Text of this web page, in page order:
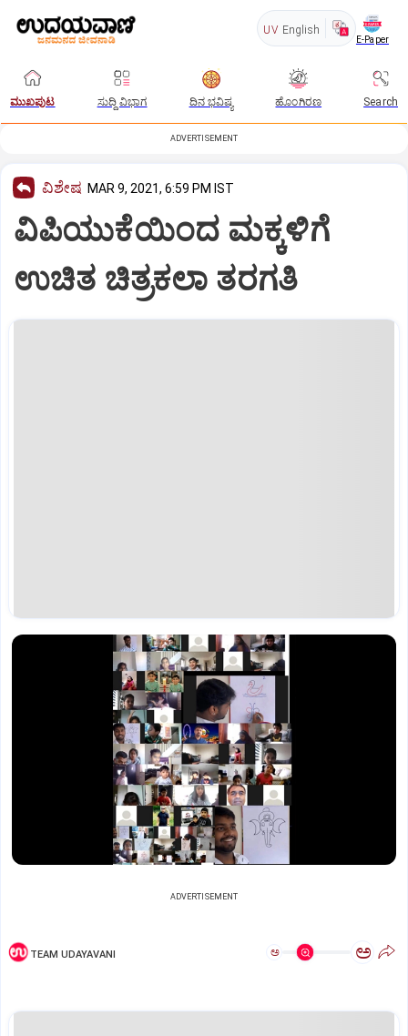
UV English
E-Paper
ಮುಖಪುಟ ಸುದ್ದಿ ವಿಭಾಗ ದಿನ ಭವಿಷ್ಯ ಹೊಂಗಿರಣ Search
ADVERTISEMENT
ವಿಶೇಷ MAR 9, 2021, 6:59 PM IST
ವಿಪಿಯುಕೆಯಿಂದ ಮಕ್ಕಳಿಗೆ
ಉಚಿತ ಚಿತ್ರಕಲಾ ತರಗತಿ
ADVERTISEMENT
TEAM UDAYAVANI ಅ ಅ